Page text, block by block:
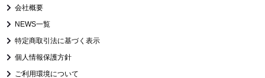
会社概要
NEWS一覧
特定商取引法に基づく表示
個人情報保護方針
ご利用環境について